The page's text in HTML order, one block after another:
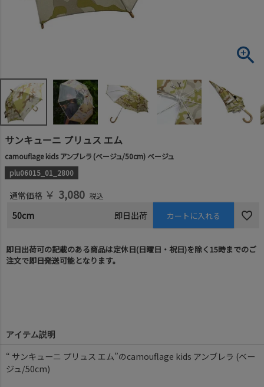
サンキューニ プリュス エム
camouflage kids アンブレラ (ベージュ/50cm) ベージュ
plu06015_01_2800
通常価格 ￥ 3,080 税込
50cm 即日出荷 カートに入れる
即日出荷可の記載のある商品は定休日(日曜日・祝日)を除く15時までのご
注文で即日発送可能となります。
アイテム説明
“ サンキューニ プリュス エム”のcamouflage kids アンブレラ (ベー
ジュ/50cm)